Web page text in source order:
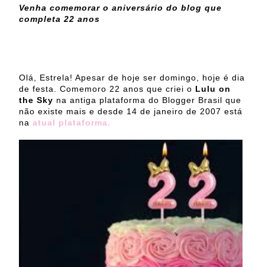
Venha comemorar o aniversário do blog que
completa 22 anos
Olá, Estrela! Apesar de hoje ser domingo, hoje é dia
de festa. Comemoro 22 anos que criei o Lulu on
the Sky na antiga plataforma do Blogger Brasil que
não existe mais e desde 14 de janeiro de 2007 está
na atual plataforma.